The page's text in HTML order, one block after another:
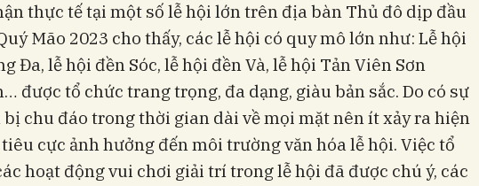
thực tế tại một số lễ hội lớn trên địa bàn Thủ đô dịp đầu
Mão 2023 cho thấy, các lễ hội có quy mô lớn như: Lễ hội
Đa, lễ hội đền Sóc, lễ hội đền Và, lễ hội Tản Viên Sơn
được tổ chức trang trọng, đa dạng, giàu bản sắc. Do có sự
bị chu đáo trong thời gian dài về mọi mặt nên ít xảy ra hiện
cực ảnh hưởng đến môi trường văn hóa lễ hội. Việc tổ
hoạt động vui chơi giải trí trong lễ hội đã được chú ý, các